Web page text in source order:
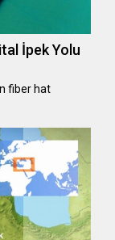
İpek Yolu
fiber hat